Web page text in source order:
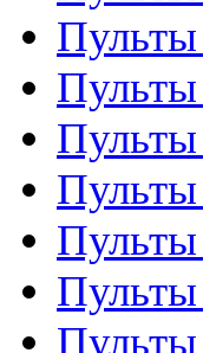
Пульты
Пульты
Пульты
Пульты